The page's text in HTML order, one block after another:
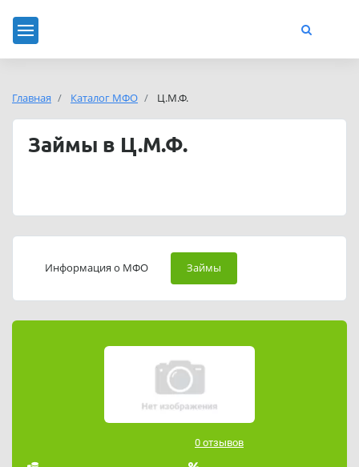
Главная Каталог МФО Ц.М.Ф.
Займы в Ц.М.Ф.
Информация о МФО Займы
0 отзывов